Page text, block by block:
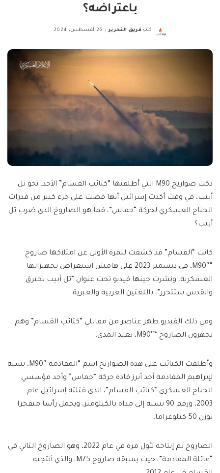
باعتراضه؟
Posted
كتب فريق التحرير 26 أغسطس، 2024
دكت صواريخ M90 التي أطلقتها “كتائب القسام” الأحد، نحو تل
أبيب، في وقت أكدت إسرائيل أنها قضت على جزء كبير من قدرات
الجناح العسكري لحركة “حماس”، فما هو الصاروخ الذي ضرب تل
أبيب؟
كانت “القسام” قد كشفت للمرة الأولى عن امتلاكها صاروخ
“M90″، في ديسمبر 2023 على هامش استعراض تجهيزاتها
العسكرية، ونشرت حينها فيديو تحت عنوان “تل أبيب تحترق
والقدس ستتحرر”، باللغتين العربية والعبرية.
وفي ذلك الفيديو ظهر عناصر من مقاتلي “كتائب القسام” وهم
يجهَزون الصاروخ “M90″، بعيد المدى.
وأطلقت الكتائب على هذه الصواريخ اسم “المقادمة M90″، نسبة
لإبراهيم المقادمة أحد أبرز قادة حركة “حماس” وأحد مؤسسي
الجناح العسكري “كتائب القسام”، الذي قتلته إسرائيل عام
2003، ورقم 90 نسبة إلى مداه بالكيلومتر، ويحمل رأسا متفجرا
بوزن 50 كيلوغراما.
الصاروخ تم إنتاجه لأول مرة في عام 2022، وهو الصاروخ الثاني في
“عائلة المقادمة”، حيث يسبقه صاروخ M75، والذي أنتجته